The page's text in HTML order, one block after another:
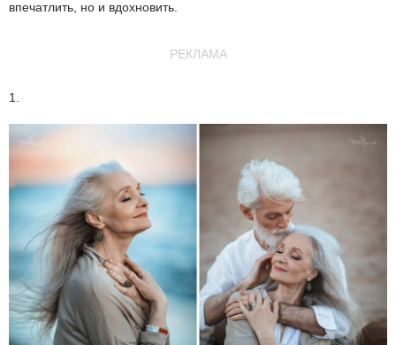
впечатлить, но и вдохновить.
РЕКЛАМА
1.